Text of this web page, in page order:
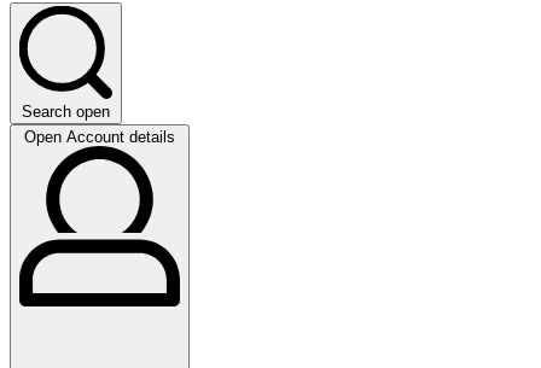
Search open
Open Account details